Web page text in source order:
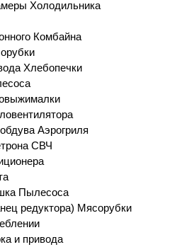
Холодильника
Комбайна
Хлебопечки
Аэрогриля
СВЧ
Пылесоса
редуктора) Мясорубки
и привода